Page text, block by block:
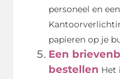
personeel en
papieren op je
Een
bestellen Het